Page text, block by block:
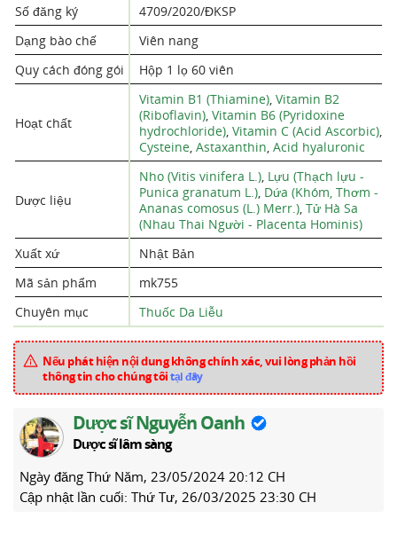
Số đăng ký
4709/2020/ĐKSP
Dạng bào chế
Viên nang
Quy cách đóng gói
Hộp 1 lọ 60 viên
Hoạt chất
Vitamin B1 (Thiamine), Vitamin B2
(Riboflavin), Vitamin B6 (Pyridoxine
hydrochloride), Vitamin C (Acid Ascorbic),
Cysteine, Astaxanthin, Acid hyaluronic
Dược liệu
Nho (Vitis vinifera L.), Lựu (Thạch lựu -
Punica granatum L.), Dứa (Khóm, Thơm -
Ananas comosus (L.) Merr.), Tử Hà Sa
(Nhau Thai Người - Placenta Hominis)
Xuất xứ
Nhật Bản
Mã sản phẩm
mk755
Chuyên mục
Thuốc Da Liễu
Nếu phát hiện nội dung không chính xác, vui lòng phản hồi
thông tin cho chúng tôitại đây
Dược sĩ Nguyễn Oanh
Dược sĩ lâm sàng
Ngày đăng Thứ Năm, 23/05/2024 20:12 CH
Cập nhật lần cuối: Thứ Tư, 26/03/2025 23:30 CH